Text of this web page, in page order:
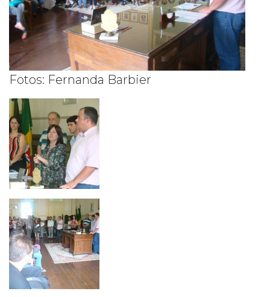
Fotos: Fernanda Barbier